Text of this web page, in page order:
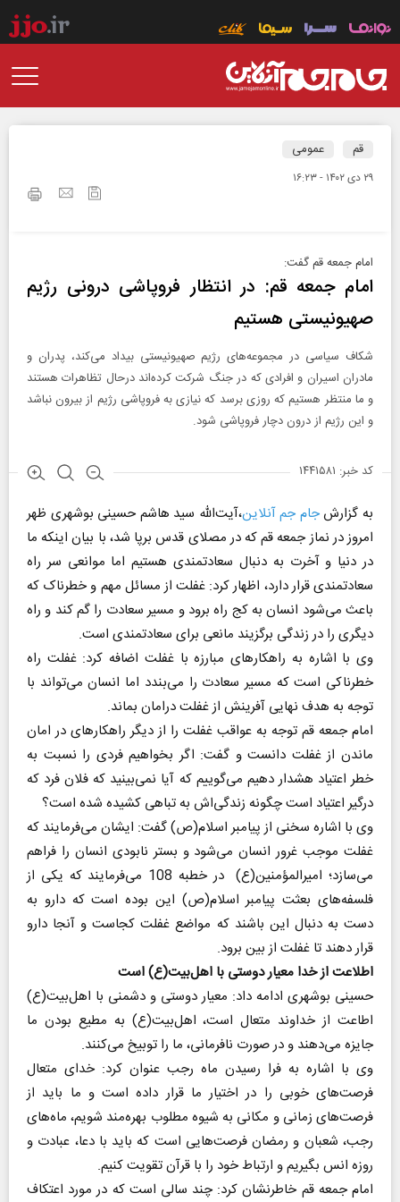
قم عمومی
۲۹ دی ۱۴۰۲ - ۱۶:۲۳
امام جمعه قم گفت:
امام جمعه قم: در انتظار فروپاشی درونی رژیم
صهیونیستی هستیم
شکاف سیاسی در مجموعه‌های رژیم صهیونیستی بیداد می‌کند، پدران و
مادران اسیران و افرادی که در جنگ شرکت کرده‌اند درحال تظاهرات هستند
و ما منتظر هستیم که روزی برسد که نیازی به فروپاشی رژیم از بیرون نباشد
و این رژیم از درون دچار فروپاشی شود.
کد خبر: ۱۴۴۱۵۸۱
به گزارشجام جم آنلاین،آیت‌الله سید هاشم حسینی بوشهری ظهر
امروز در نماز جمعه قم که در مصلای قدس برپا شد، با بیان اینکه ما
در دنیا و آخرت به دنبال سعادتمندی هستیم اما موانعی سر راه
سعادتمندی قرار دارد، اظهار کرد: غفلت از مسائل مهم و خطرناک که
باعث می‌شود انسان به کج راه برود و مسیر سعادت را گم کند و راه
دیگری را در زندگی برگزیند مانعی برای سعادتمندی است.
وی با اشاره به راهکارهای مبارزه با غفلت اضافه کرد: غفلت راه
خطرناکی است که مسیر سعادت را می‌بندد اما انسان می‌تواند با
توجه به هدف نهایی آفرینش از غفلت درامان بماند.
امام جمعه قم توجه به عواقب غفلت را از دیگر راهکارهای در امان
ماندن از غفلت دانست و گفت: اگر بخواهیم فردی را نسبت به
خطر اعتیاد هشدار دهیم می‌گوییم که آیا نمی‌بینید که فلان فرد که
درگیر اعتیاد است چگونه زندگی‌اش به تباهی کشیده شده است؟
وی با اشاره سخنی از پیامبر اسلام(ص) گفت: ایشان می‌فرمایند که
غفلت موجب غرور انسان می‌شود و بستر نابودی انسان را فراهم
می‌سازد؛ امیرالمؤمنین(ع) در خطبه 108 می‌فرمایند که یکی از
فلسفه‌های بعثت پیامبر اسلام(ص) این بوده است که دارو به
دست به دنبال این باشند که مواضع غفلت کجاست و آنجا دارو
قرار دهند تا غفلت از بین برود.
اطلاعت از خدا معیار دوستی با اهل‌بیت(ع) است
حسینی بوشهری ادامه داد: معیار دوستی و دشمنی با اهل‌بیت(ع)
اطاعت از خداوند متعال است، اهل‌بیت(ع) به مطیع بودن ما
جایزه می‌دهند و در صورت نافرمانی، ما را توبیخ می‌کنند.
وی با اشاره به فرا رسیدن ماه رجب عنوان کرد: خدای متعال
فرصت‌های خوبی را در اختیار ما قرار داده است و ما باید از
فرصت‌های زمانی و مکانی به شیوه مطلوب بهره‌مند شویم، ماه‌های
رجب، شعبان و رمضان فرصت‌هایی است که باید با دعا، عبادت و
روزه انس بگیریم و ارتباط خود را با قرآن تقویت کنیم.
امام جمعه قم خاطرنشان کرد: چند سالی است که در مورد اعتکاف